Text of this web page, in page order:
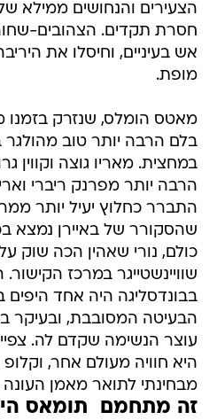
הצעירים והנחושים ממילא
חסרת תקדים. הצהובים-
אש בעיניים, וחיסלו את
מופת.
מאטס הומלס, שנזרק בזמנו
בלם הרבה יותר טוב
במחצית. מאריו גוצה וקווין
הרבה יותר מפרנק ריברי
התברר כחלוץ יעיל יותר
שהסקורר של באיירן נמצא
כולם, נורי שאהין הכה שוק
שוויינשטייגר במרכז
בבונדסליגה היה אחד היפים
הבעיטה המסובבת, ובעיקר
עוצר הנשימה שקדם לה.
היא חוויה מעולם אחר,
מבחינתי לתואר מאמן העונה
זה מתחמם  תומאס